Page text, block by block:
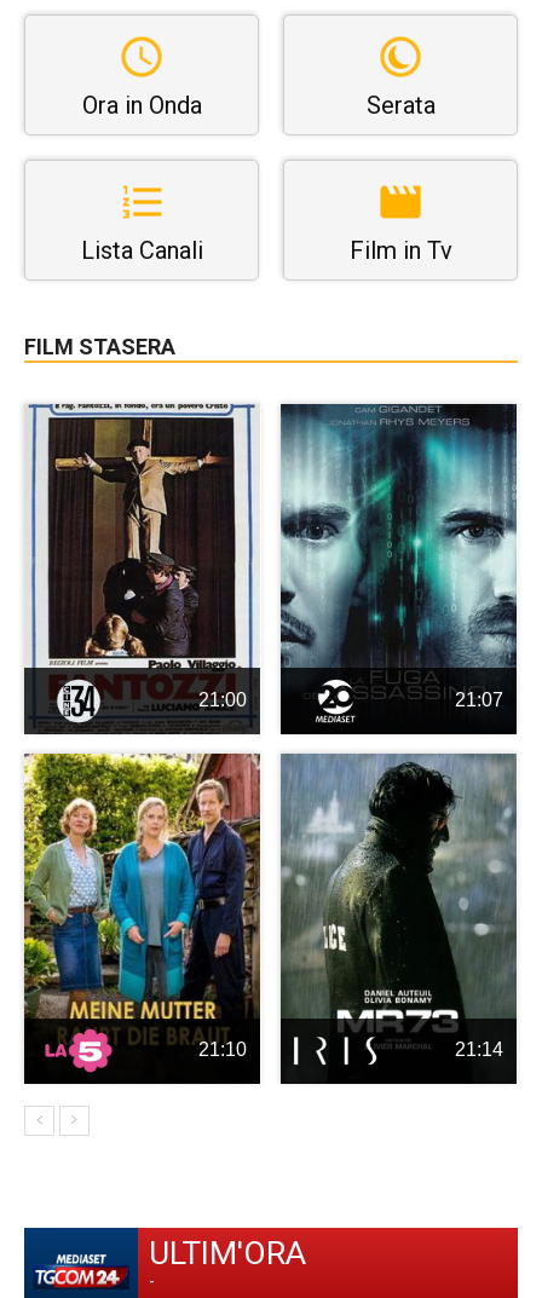
Ora in Onda Serata
Lista Canali Film in Tv
FILM STASERA
21:00 21:07
21:10 21:14
ULTIM'ORA
-